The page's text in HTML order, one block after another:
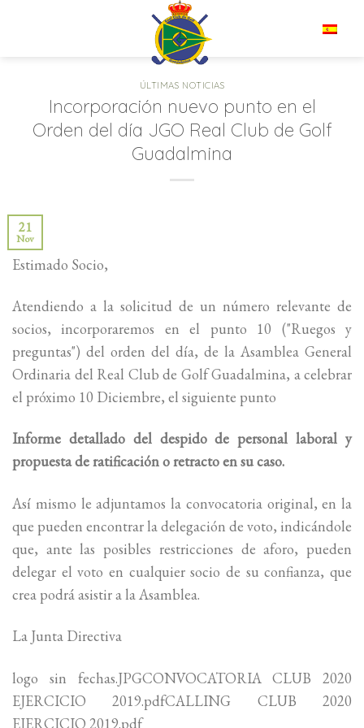
ÚLTIMAS NOTICIAS
Incorporación nuevo punto en el
Orden del día JGO Real Club de Golf
Guadalmina
21
Nov
Estimado Socio,
Atendiendo a la solicitud de un número relevante de
socios, incorporaremos en el punto 10 ("Ruegos y
preguntas") del orden del día, de la Asamblea General
Ordinaria del Real Club de Golf Guadalmina, a celebrar
el próximo 10 Diciembre, el siguiente punto
Informe detallado del despido de personal laboral y
propuesta de ratificación o retracto en su caso.
Así mismo le adjuntamos la convocatoria original, en la
que pueden encontrar la delegación de voto, indicándole
que, ante las posibles restricciones de aforo, pueden
delegar el voto en cualquier socio de su confianza, que
crea podrá asistir a la Asamblea.
La Junta Directiva
logo sin fechas.JPGCONVOCATORIA CLUB 2020
EJERCICIO 2019.pdfCALLING CLUB 2020
EJERCICIO 2019.pdf